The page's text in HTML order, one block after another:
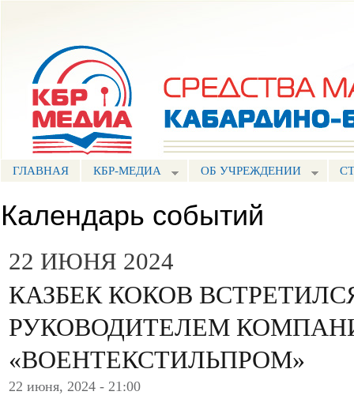
ГЛАВНАЯ КБР-МЕДИА ОБ УЧРЕЖДЕНИИ
Календарь событий
22 ИЮНЯ 2024
КАЗБЕК КОКОВ
РУКОВОДИТЕЛЕМ
«ВОЕНТЕКСТИЛЬПРОМ»
22 июня, 2024 - 21:00